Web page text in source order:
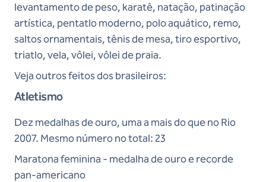
levantamento de peso, karatê, natação, patinação
artística, pentatlo moderno, polo aquático, remo,
saltos ornamentais, tênis de mesa, tiro esportivo,
triatlo, vela, vôlei, vôlei de praia.
Veja outros feitos dos brasileiros:
Atletismo
Dez medalhas de ouro, uma a mais do que no Rio
2007. Mesmo número no total: 23
Maratona feminina - medalha de ouro e recorde
pan-americano